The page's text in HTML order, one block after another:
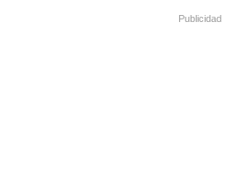
Publicidad